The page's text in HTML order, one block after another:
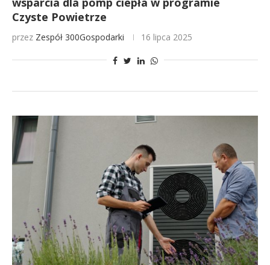
Czyste Powietrze
przez Zespół 300Gospodarki 16 lipca 2025